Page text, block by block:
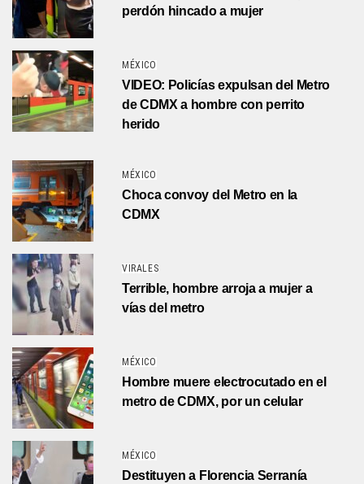
perdón hincado a mujer
MÉXICO
VIDEO: Policías expulsan del Metro
de CDMX a hombre con perrito
herido
MÉXICO
Choca convoy del Metro en la
CDMX
VIRALES
Terrible, hombre arroja a mujer a
vías del metro
MÉXICO
Hombre muere electrocutado en el
metro de CDMX, por un celular
MÉXICO
Destituyen a Florencia Serranía